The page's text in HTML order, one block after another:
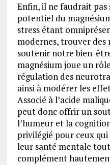
Enfin, il ne faudrait
potentiel du
stress étant
modernes, trouver des
soutenir notre bien-
magnésium joue un
régulation des
ainsi à modérer les
Associé à l’acide
peut donc offrir un
l’humeur et la
privilégié pour ceux
leur santé mentale
complément